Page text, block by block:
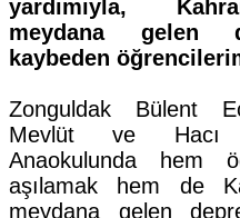
yardımıyla,
meydana gelen
kaybeden
Zonguldak Bülent
Mevlüt ve Hacı
Anaokulunda hem
aşılamak hem de
meydana gelen